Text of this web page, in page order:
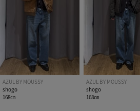
AZUL BY MOUSSY
shogo
168㎝
AZUL BY MOUSSY
shogo
168㎝